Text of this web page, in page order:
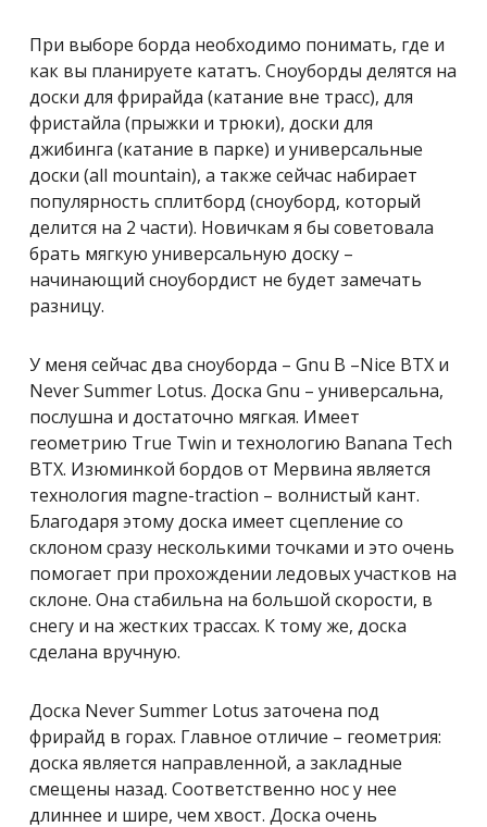
При выборе борда необходимо понимать, где и
как вы планируете кататъ. Сноуборды делятся на
доски для фрирайда (катание вне трасс), для
фристайла (прыжки и трюки), доски для
джибинга (катание в парке) и универсальные
доски (all mountain), а также сейчас набирает
популярность сплитборд (сноуборд, который
делится на 2 части). Новичкам я бы советовала
брать мягкую универсальную доску –
начинающий сноубордист не будет замечать
разницу.
У меня сейчас два сноуборда – Gnu B –Nice BTX и
Never Summer Lotus. Доска Gnu – универсальна,
послушна и достаточно мягкая. Имеет
геометрию True Twin и технологию Banana Tech
BTX. Изюминкой бордов от Мервина является
технология magne-traction – волнистый кант.
Благодаря этому доска имеет сцепление со
склоном сразу несколькими точками и это очень
помогает при прохождении ледовых участков на
склоне. Она стабильна на большой скорости, в
снегу и на жестких трассах. К тому же, доска
сделана вручную.
Доска Never Summer Lotus заточена под
фрирайд в горах. Главное отличие – геометрия:
доска является направленной, а закладные
смещены назад. Соответственно нос у нее
длиннее и шире, чем хвост. Доска очень